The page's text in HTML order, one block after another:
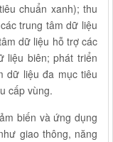
chuẩn xanh); thu
trung tâm dữ liệu
dữ liệu hỗ trợ các
liệu biên; phát triển
dữ liệu đa mục tiêu
cấp vùng.
biến và ứng dụng
giao thông, năng